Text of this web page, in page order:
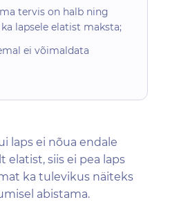
tervis on halb ning
lapsele elatist maksta;
ei võimaldata
laps ei nõua endale
elatist, siis ei pea laps
ka tulevikus näiteks
abistama.